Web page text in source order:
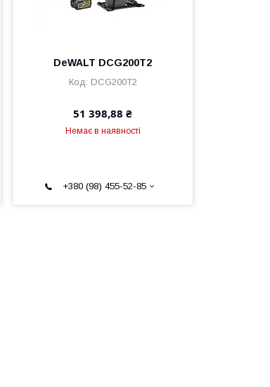
DeWALT DCG200T2
DCG200T2
51 398,88 ₴
Немає в наявності
+380 (98) 455-52-85